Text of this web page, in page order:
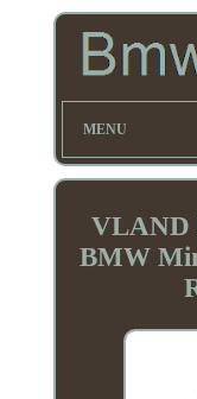
MENU
VLAND
BMW